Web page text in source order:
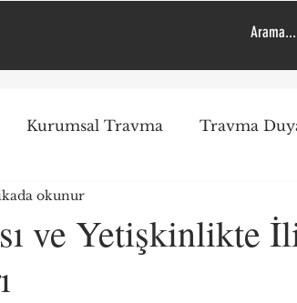
Kurumsal Travma Travma
Kurum
Çocuk
ve Yetişkinlikte
okunur